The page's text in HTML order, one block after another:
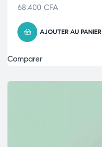
68.400 CFA
AJOUTER AU PANIER
Comparer